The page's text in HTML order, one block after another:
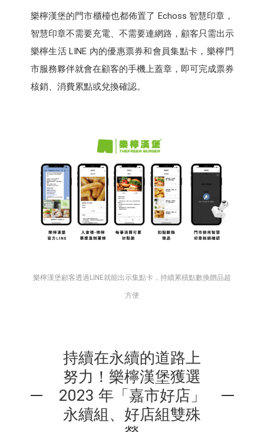
樂檸漢堡的門市櫃檯也都佈置了 Echoss 智慧印章，
智慧印章不需要充電、不需要連網路，顧客只需出示
樂檸生活 LINE 內的優惠票券和會員集點卡，樂檸門
市服務夥伴就會在顧客的手機上蓋章，即可完成票券
核銷、消費累點或兌換確認。
樂檸漢堡顧客透過LINE就能出示集點卡，持續累積點數換贈品超
方便
持續在永續的道路上
努力！樂檸漢堡獲選
2023 年「嘉市好店」
永續組、好店組雙殊